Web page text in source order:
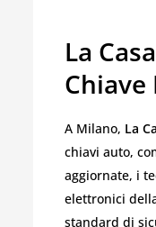
La
Chiave
A Milano, La
chiavi auto,
aggiornate, i
elettronici
standard di